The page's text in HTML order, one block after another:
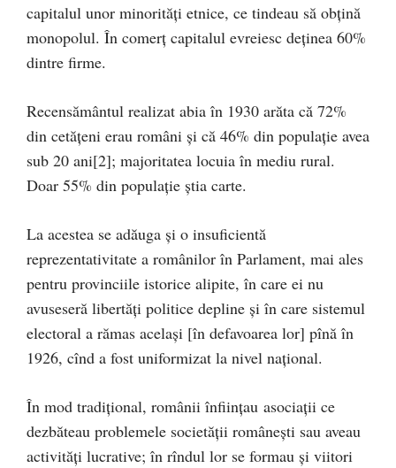
capitalul unor minorităţi etnice, ce tindeau să obţină
monopolul. În comerţ capitalul evreiesc deţinea 60%
dintre firme.
Recensământul realizat abia în 1930 arăta că 72%
din cetăţeni erau români şi că 46% din populaţie avea
sub 20 ani[2]; majoritatea locuia în mediu rural.
Doar 55% din populaţie ştia carte.
La acestea se adăuga şi o insuficientă
reprezentativitate a românilor în Parlament, mai ales
pentru provinciile istorice alipite, în care ei nu
avuseseră libertăţi politice depline şi în care sistemul
electoral a rămas acelaşi [în defavoarea lor] pînă în
1926, cînd a fost uniformizat la nivel naţional.
În mod tradiţional, românii înfiinţau asociaţii ce
dezbăteau problemele societăţii româneşti sau aveau
activităţi lucrative; în rîndul lor se formau şi viitori